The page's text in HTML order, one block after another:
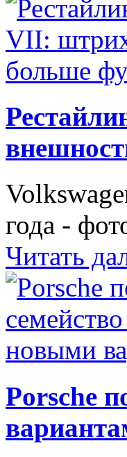
года -
Читать
Porsche